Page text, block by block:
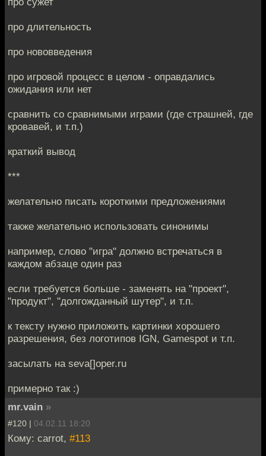
про длительность
про нововведения
про игровой процесс в целом - оправдались
ожидания или нет
сравнить со сравнимыми играми (где страшней, где
кровавей, и т.п.)
краткий вывод
***
желательно писать короткими предложениями
также желательно использовать синонимы
например, слово "игра" должно встречаться в
каждом абзаце один раз
если требуется больше - заменять на "проект",
"продукт", "долгожданный шутер", и т.п.
к тексту нужно приложить картинки хорошего
разрешения, без логотипов IGN, Gamespot и т.п.
засылать на seva[]oper.ru
примерно так :)
mr.vain »
#120 | 04.02.11 18:20
Кому: carrot, #113